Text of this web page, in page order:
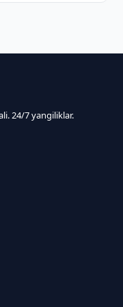
24/7 yangiliklar.